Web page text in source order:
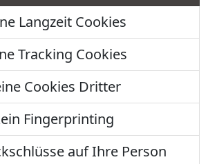
Langzeit Cookies
Tracking Cookies
Cookies Dritter
Fingerprinting
auf Ihre Person